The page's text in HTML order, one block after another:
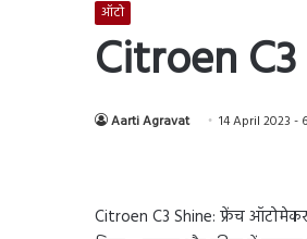
ऑटो
Citroen C3
Aarti Agravat 14 April 2023 -
Citroen C3 Shine: फ्रेंच